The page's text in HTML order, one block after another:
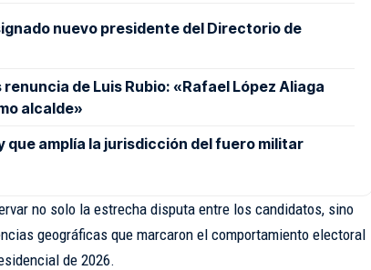
nuevo presidente del Directorio de
de Luis Rubio: «Rafael López Aliaga
alcalde»
que amplía la jurisdicción del fuero militar
no solo la estrecha disputa entre los candidatos, sino
geográficas que marcaron el comportamiento electoral
de 2026.